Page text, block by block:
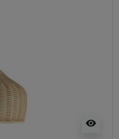
visibility